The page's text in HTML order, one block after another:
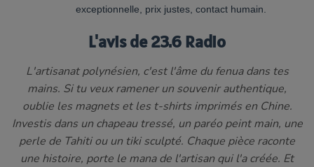
exceptionnelle, prix justes, contact humain.
L'avis de 23.6 Radio
L'artisanat polynésien, c'est l'âme du fenua dans tes
mains. Si tu veux ramener un souvenir authentique,
oublie les magnets et les t-shirts imprimés en Chine.
Investis dans un chapeau tressé, un paréo peint main, une
perle de Tahiti ou un tiki sculpté. Chaque pièce raconte
une histoire, porte le mana de l'artisan qui l'a créée. Et